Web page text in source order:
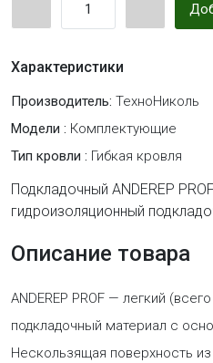
Характеристики
Производитель: ТехноНиколь
Модели : Комплектующие
Тип кровли : Гибкая кровля
Подкладочный ANDEREP
гидроизоляционный
Описание товара
ANDEREP PROF — легкий
подкладочный материал с
Нескользящая поверхность